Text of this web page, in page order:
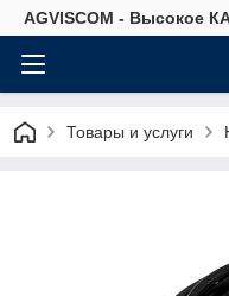
AGVISCOM - Высокое
Товары и услуги